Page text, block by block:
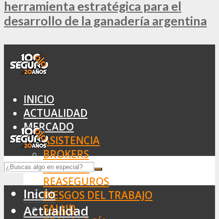
herramienta estratégica para el
desarrollo de la ganadería argentina
INICIO
ACTUALIDAD
MERCADO
ASISTENCIA
BROKERS
SEGUROS
REASEGUROS
RIESGOS DEL TRABAJO
SALUD
Inicio
Actualidad